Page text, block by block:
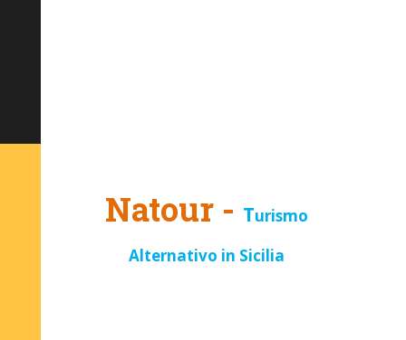
Natour - Turismo
Alternativo in Sicilia